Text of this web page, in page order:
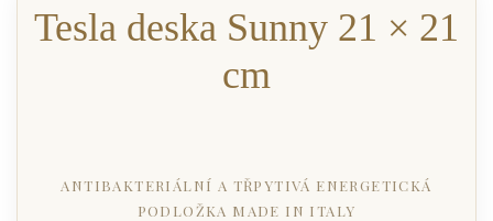
Tesla deska Sunny 21 × 21
cm
ANTIBAKTERIÁLNÍ A TŘPYTIVÁ ENERGETICKÁ
PODLOŽKA MADE IN ITALY